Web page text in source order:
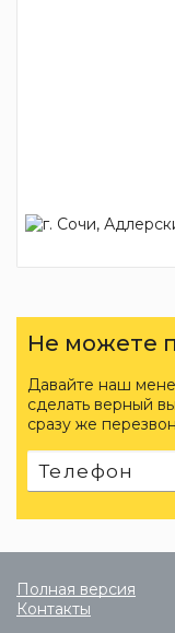
Не можете
Давайте наш
сделать верный
сразу же
Полная версия
Контакты